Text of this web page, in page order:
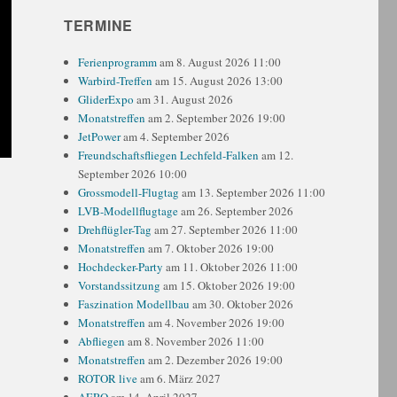
TERMINE
Ferienprogrammam 8. August 2026 11:00
Warbird-Treffen am 15. August 2026 13:00
GliderExpo am 31. August 2026
Monatstreffen am 2. September 2026 19:00
JetPoweram 4. September 2026
Freundschaftsfliegen Lechfeld-Falken am 12.
September 2026 10:00
Grossmodell-Flugtag am 13. September 2026 11:00
LVB-Modellflugtageam 26. September 2026
Drehflügler-Tag am 27. September 2026 11:00
Monatstreffen am 7. Oktober 2026 19:00
Hochdecker-Party am 11. Oktober 2026 11:00
Vorstandssitzung am 15. Oktober 2026 19:00
Faszination Modellbau am 30. Oktober 2026
Monatstreffen am 4. November 2026 19:00
Abfliegen am 8. November 2026 11:00
Monatstreffen am 2. Dezember 2026 19:00
ROTOR liveam 6. März 2027